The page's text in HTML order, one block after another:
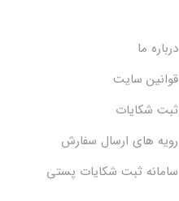
درباره ما
قوانین سایت
ثبت شکایات
رویه های ارسال سفارش
سامانه ثبت شکایات پستی